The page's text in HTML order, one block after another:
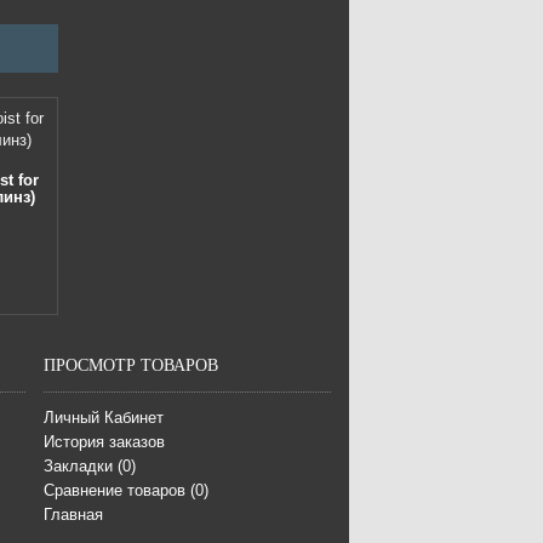
for
ПРОСМОТР ТОВАРОВ
Личный Кабинет
История заказов
Закладки (0)
Сравнение товаров (0)
Главная